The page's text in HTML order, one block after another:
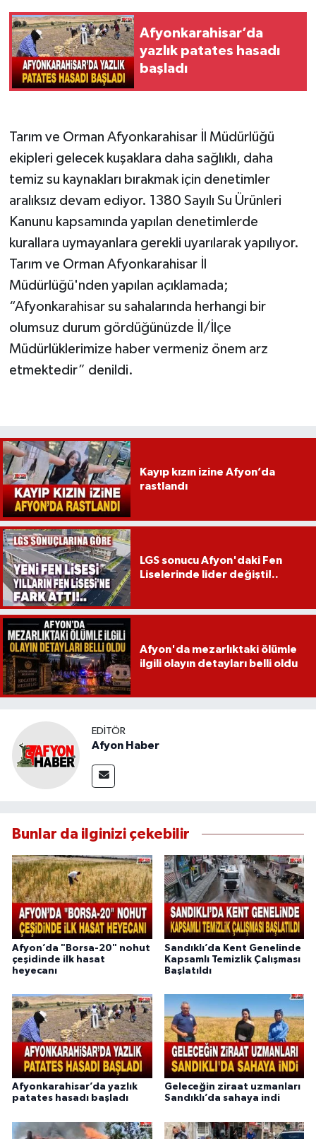
Afyonkarahisar’da
yazlık patates hasadı
başladı
Tarım ve Orman Afyonkarahisar İl Müdürlüğü
ekipleri gelecek kuşaklara daha sağlıklı, daha
temiz su kaynakları bırakmak için denetimler
aralıksız devam ediyor. 1380 Sayılı Su Ürünleri
Kanunu kapsamında yapılan denetimlerde
kurallara uymayanlara gerekli uyarılarak yapılıyor.
Tarım ve Orman Afyonkarahisar İl
Müdürlüğü'nden yapılan açıklamada;
“Afyonkarahisar su sahalarında herhangi bir
olumsuz durum gördüğünüzde İl/İlçe
Müdürlüklerimize haber vermeniz önem arz
etmektedir” denildi.
Kayıp kızın izine Afyon’da
rastlandı
LGS sonucu Afyon'daki Fen
Liselerinde lider değişti!..
Afyon'da mezarlıktaki ölümle
ilgili olayın detayları belli oldu
EDITÖR
Afyon Haber
Bunlar da ilginizi çekebilir
Afyon’da "Borsa-20" nohut
çeşidinde ilk hasat
heyecanı
Sandıklı’da Kent Genelinde
Kapsamlı Temizlik Çalışması
Başlatıldı
Afyonkarahisar’da yazlık
patates hasadı başladı
Geleceğin ziraat uzmanları
Sandıklı’da sahaya indi